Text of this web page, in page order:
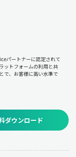
パートナーに認定されて
ットフォームの利用と共
で、お客様に高い水準で
ダウンロード